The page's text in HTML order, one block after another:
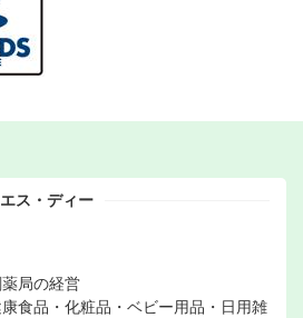
ス・ディー
局の経営
食品・化粧品・ベビー用品・日用雑